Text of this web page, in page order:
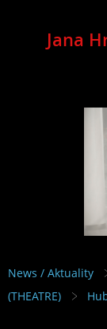
Jana
News / Aktuality
(THEATRE)